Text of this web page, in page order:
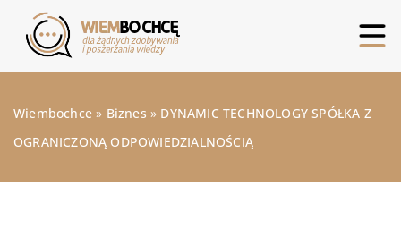
Wiembochce » Biznes » DYNAMIC TECHNOLOGY SPÓŁKA Z
OGRANICZONĄ ODPOWIEDZIALNOŚCIĄ